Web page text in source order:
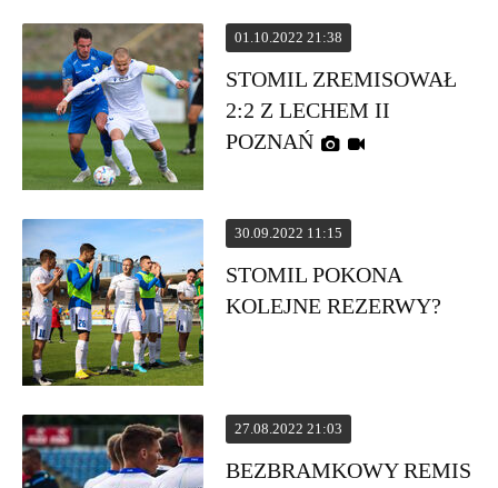
01.10.2022 21:38
STOMIL ZREMISOWAŁ
2:2 Z LECHEM II
POZNAŃ
30.09.2022 11:15
STOMIL POKONA
KOLEJNE REZERWY?
27.08.2022 21:03
BEZBRAMKOWY REMIS